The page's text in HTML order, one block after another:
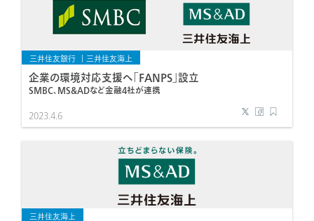
三井住友銀行 三井住友海上
企業の環境対応支援へ「FANPS」設立
SMBC、MS&ADなど金融4社が連携
2023.4.6
三井住友海上